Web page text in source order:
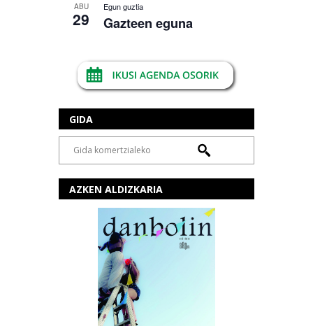
ABU
29
Egun guztia
Gazteen eguna
GIDA
AZKEN ALDIZKARIA